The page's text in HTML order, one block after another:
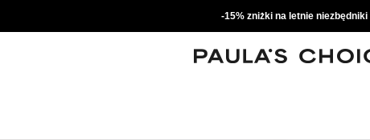
-15% zniżki na letnie niezbędniki